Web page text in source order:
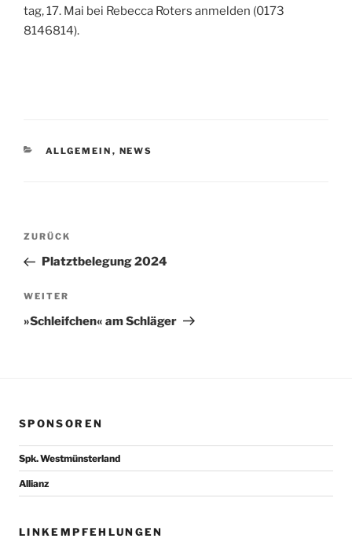
tag, 17. Mai bei Rebec­ca Rot­ers anmel­den (0173
8146814).
KATEGORIEN
ALLGEMEIN , NEWS
Beitragsnavigation
Vorheriger
Beitrag
ZURÜCK
Platztbelegung 2024
Nächster
Beitrag
WEITER
»Schleifchen« am Schläger
SPONSOREN
Spk. Westmünsterland
Allianz
LINKEMPFEHLUNGEN